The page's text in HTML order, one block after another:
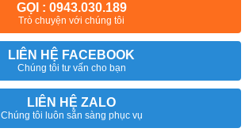
GỌI : 0943.030.189
Trò chuyện với chúng tôi
LIÊN HỆ FACEBOOK
Chúng tôi tư vấn cho bạn
LIÊN HỆ ZALO
Chúng tôi luôn sẵn sàng phục vụ